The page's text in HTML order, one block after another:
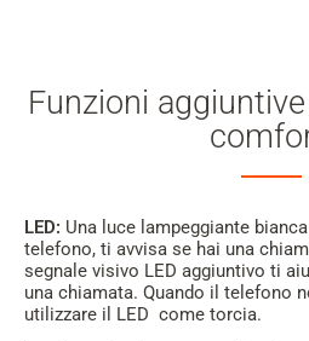
Funzioni
LED: Una luce lampeggiante
telefono, ti avvisa se hai una
segnale visivo LED aggiuntivo ti
una chiamata. Quando il telefono
utilizzare il LED come torcia.